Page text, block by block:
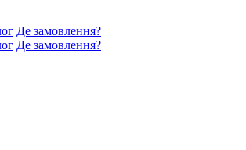
Де замовлення?
Де замовлення?